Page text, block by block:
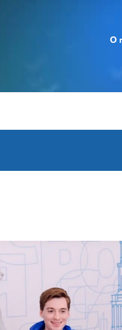
О